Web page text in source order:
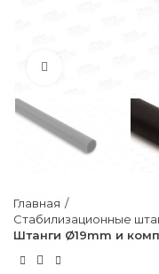
Главная
Стабилизационные
Штанги Ø19mm и